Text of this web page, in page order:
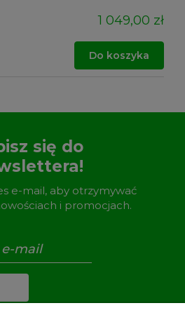
1 049,00 zł
Do koszyka
się do
e-mail, aby otrzymywać
i promocjach.